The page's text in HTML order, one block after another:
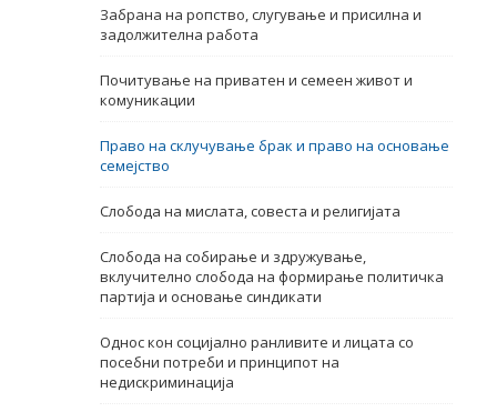
Датум на објавување
Име, опис или клучен збор
Забрана на ропство, слугување и присилна и
задолжителна работа
Почитување на приватен и семеен живот и
комуникации
Право на склучување брак и право на основање
семејство
Слобода на мислата, совеста и религијата
Слобода на собирање и здружување,
вклучително слобода на формирање политичка
партија и основање синдикати
Однос кон социјално ранливите и лицата со
посебни потреби и принципот на
недискриминација